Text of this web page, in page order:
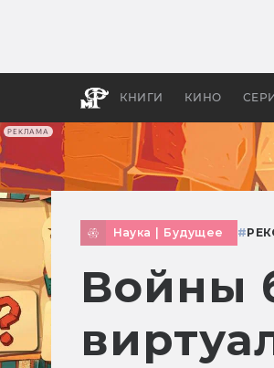
РЕКЛАМА
КНИГИ КИНО
Наука Будущее #
Войны